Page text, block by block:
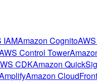
IAMAmazon Cognito
Control Tower
CDKAmazon
Amazon CloudFront